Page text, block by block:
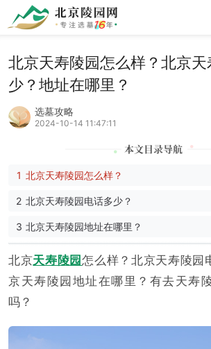
北京天寿陵园怎么样？北京
少？地址在哪里？
选墓攻略
2024-10-14 11:47:11
北京天寿陵园怎么样？
北京天寿陵园电话多少？
北京天寿陵园地址在哪里？
北京天寿陵园怎么样？北京天寿陵园
京天寿陵园地址在哪里？有去天寿
吗？